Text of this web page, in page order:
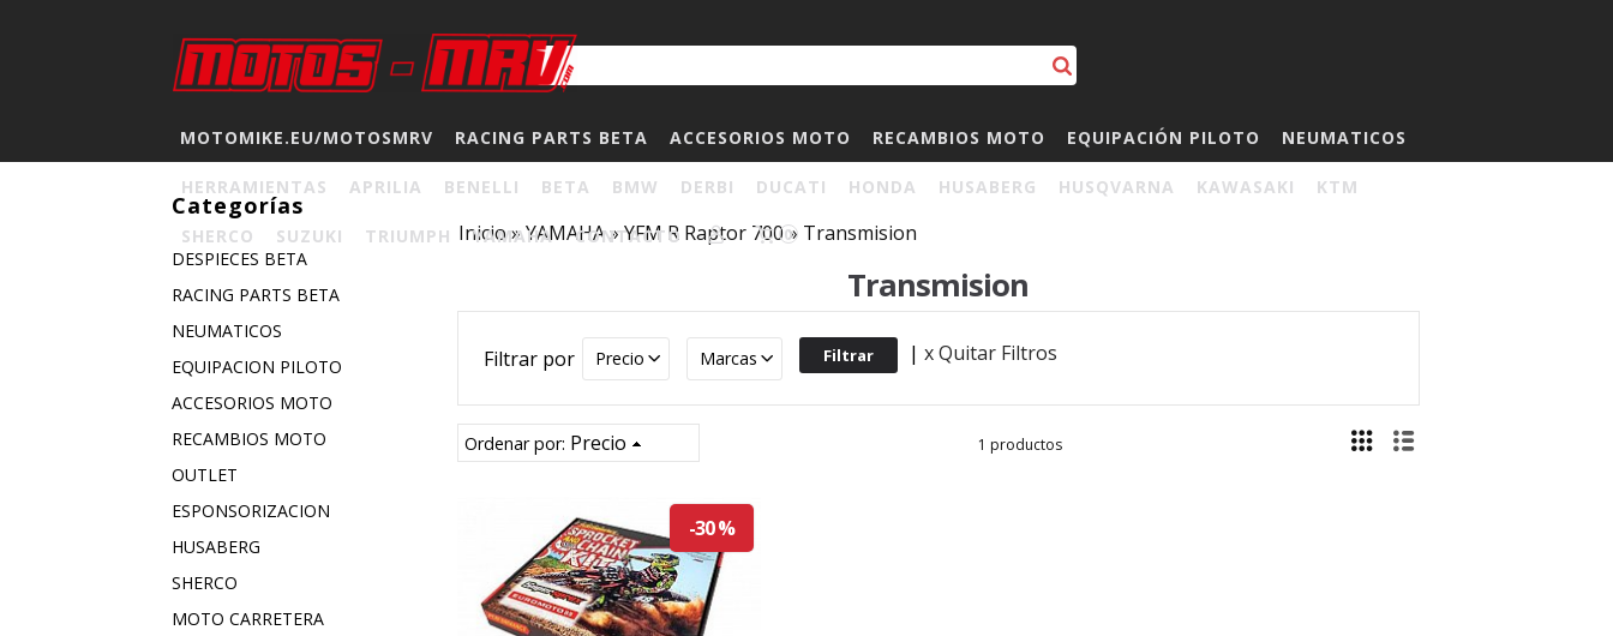
MOTOMIKE.EU/MOTOSMRV RACING PARTS BETA ACCESORIOS MOTO RECAMBIOS MOTO EQUIPACIÓN PILOTO NEUMATICOS
HERRAMIENTAS APRILIA BENELLI BETA BMW DERBI DUCATI HONDA HUSABERG HUSQVARNA KAWASAKI KTM
SHERCO SUZUKI TRIUMPH YAMAHA CONTACTO 0
Categorías
DESPIECES BETA
RACING PARTS BETA
NEUMATICOS
EQUIPACION PILOTO
ACCESORIOS MOTO
RECAMBIOS MOTO
OUTLET
ESPONSORIZACION
HUSABERG
SHERCO
MOTO CARRETERA
Inicio»YAMAHA»YFM R Raptor 700» Transmision
Transmision
Filtrar por Precio Marcas | x Quitar Filtros
Ordenar por: Precio 1 productos
-30 %